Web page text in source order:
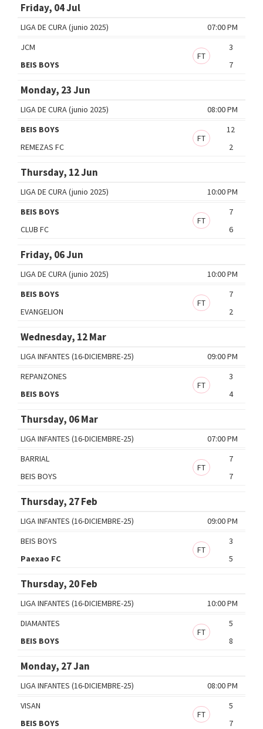
Friday, 04 Jul
07:00 PM
LIGA DE CURA (junio 2025)
JCM
3
FT
BEIS BOYS
7
Monday, 23 Jun
08:00 PM
LIGA DE CURA (junio 2025)
BEIS BOYS
12
FT
REMEZAS FC
2
Thursday, 12 Jun
10:00 PM
LIGA DE CURA (junio 2025)
BEIS BOYS
7
FT
CLUB FC
6
Friday, 06 Jun
10:00 PM
LIGA DE CURA (junio 2025)
BEIS BOYS
7
FT
EVANGELION
2
Wednesday, 12 Mar
09:00 PM
LIGA INFANTES (16-DICIEMBRE-25)
REPANZONES
3
FT
BEIS BOYS
4
Thursday, 06 Mar
07:00 PM
LIGA INFANTES (16-DICIEMBRE-25)
BARRIAL
7
FT
BEIS BOYS
7
Thursday, 27 Feb
09:00 PM
LIGA INFANTES (16-DICIEMBRE-25)
BEIS BOYS
3
FT
Paexao FC
5
Thursday, 20 Feb
10:00 PM
LIGA INFANTES (16-DICIEMBRE-25)
DIAMANTES
5
FT
BEIS BOYS
8
Monday, 27 Jan
08:00 PM
LIGA INFANTES (16-DICIEMBRE-25)
VISAN
5
FT
BEIS BOYS
7